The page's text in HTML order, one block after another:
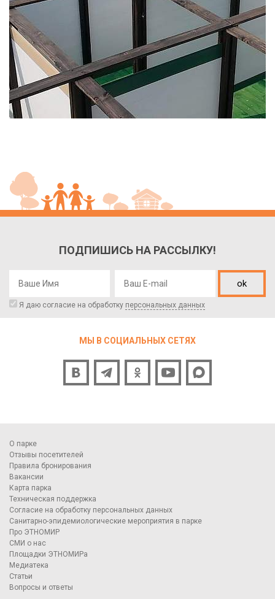
ПОДПИШИСЬ НА РАССЫЛКУ!
ok
Я даю согласие на обработку персональных данных
МЫ В СОЦИАЛЬНЫХ СЕТЯХ
О парке
Отзывы посетителей
Правила бронирования
Вакансии
Карта парка
Техническая поддержка
Согласие на обработку персональных данных
Санитарно-эпидемиологические мероприятия в парке
Про ЭТНОМИР
СМИ о нас
Площадки ЭТНОМИРа
Медиатека
Статьи
Вопросы и ответы